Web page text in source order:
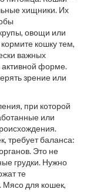
хищники. Их
овощи или
кошку тем,
важных
активной форме.
зрение или
при которой
или
.
, требует баланса:
. Это не
грудки. Нужно
те
Мясо для кошек,